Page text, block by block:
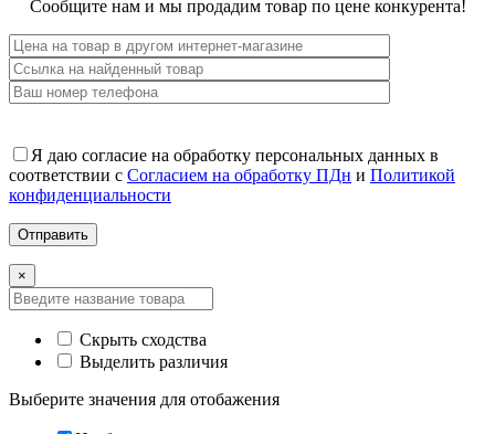
Сообщите нам и мы продадим товар по цене конкурента!
Я даю согласие на обработку персональных данных в
соответствии с Согласием на обработку ПДн и Политикой
конфиденциальности
×
Скрыть сходства
Выделить различия
Выберите значения для отобажения